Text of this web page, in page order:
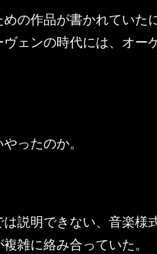
の作品が書かれていた
ェンの時代には、オー
ったのか。
説明できない、音楽様
雑に絡み合っていた。